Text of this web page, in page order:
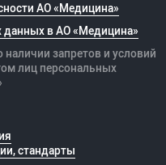
АО «Медицина»
данных в АО «Медицина»
запретов и условий
лиц персональных
стандарты